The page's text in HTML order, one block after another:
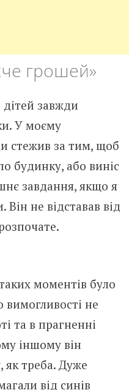
грошей»
завжди
У моєму
стежив за тим, щоб
будинку, або виніс
завдання, якщо я
не відставав від
моментів було
вимогливості не
та в прагненні
іншому він
як треба. Дуже
від синів